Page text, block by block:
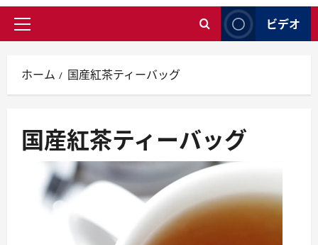
メ
メ
ニ
ー
ビデオ
ホーム 国産紅茶ティーバッグ
国産紅茶ティーバッグ